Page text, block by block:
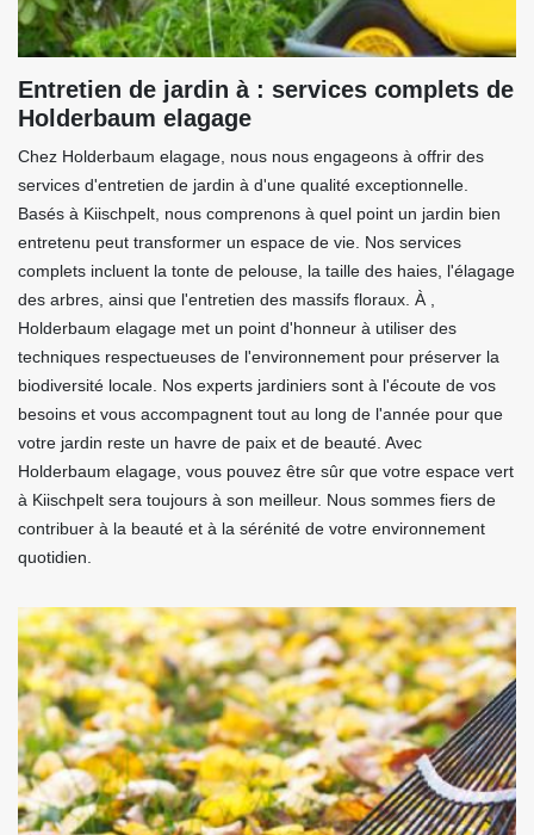
Entretien de jardin à : services complets de
Holderbaum elagage
Chez Holderbaum elagage, nous nous engageons à offrir des
services d'entretien de jardin à d'une qualité exceptionnelle.
Basés à Kiischpelt, nous comprenons à quel point un jardin bien
entretenu peut transformer un espace de vie. Nos services
complets incluent la tonte de pelouse, la taille des haies, l'élagage
des arbres, ainsi que l'entretien des massifs floraux. À ,
Holderbaum elagage met un point d'honneur à utiliser des
techniques respectueuses de l'environnement pour préserver la
biodiversité locale. Nos experts jardiniers sont à l'écoute de vos
besoins et vous accompagnent tout au long de l'année pour que
votre jardin reste un havre de paix et de beauté. Avec
Holderbaum elagage, vous pouvez être sûr que votre espace vert
à Kiischpelt sera toujours à son meilleur. Nous sommes fiers de
contribuer à la beauté et à la sérénité de votre environnement
quotidien.